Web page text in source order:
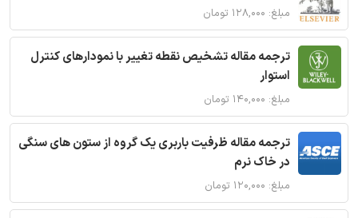
مبلغ: ۱۲۸,۰۰۰ تومان
ترجمه مقاله تشخیص نقطه تغییر با نمودارهای کنترل
استوار
مبلغ: ۱۴۰,۰۰۰ تومان
ترجمه مقاله ظرفیت باربری یک گروه از ستون های سنگی
در خاک نرم
مبلغ: ۱۲۰,۰۰۰ تومان